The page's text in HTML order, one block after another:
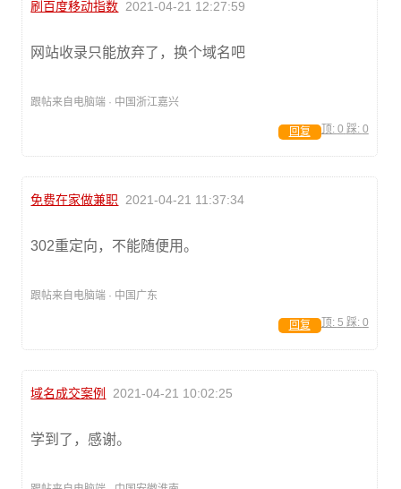
刷百度移动指数 2021-04-21 12:27:59
网站收录只能放弃了，换个域名吧
跟帖来自电脑端 · 中国浙江嘉兴
顶: 0 踩: 0
回复
免费在家做兼职 2021-04-21 11:37:34
302重定向，不能随便用。
跟帖来自电脑端 · 中国广东
顶: 5 踩: 0
回复
域名成交案例 2021-04-21 10:02:25
学到了，感谢。